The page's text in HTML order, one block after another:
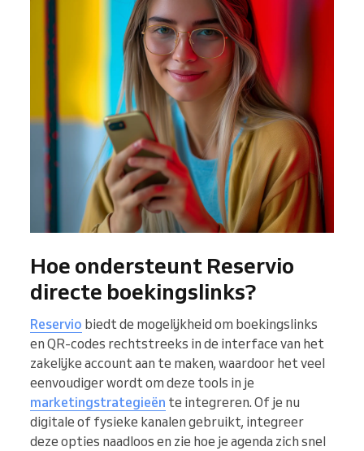
Hoe ondersteunt Reservio
directe boekingslinks?
Reservio biedt de mogelijkheid om boekingslinks
en QR-codes rechtstreeks in de interface van het
zakelijke account aan te maken, waardoor het veel
eenvoudiger wordt om deze tools in je
marketingstrategieën te integreren. Of je nu
digitale of fysieke kanalen gebruikt, integreer
deze opties naadloos en zie hoe je agenda zich snel